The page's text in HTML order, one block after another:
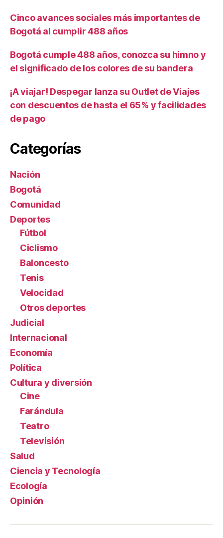
Cinco avances sociales más importantes de
Bogotá al cumplir 488 años
Bogotá cumple 488 años, conozca su himno y
el significado de los colores de su bandera
¡A viajar! Despegar lanza su Outlet de Viajes
con descuentos de hasta el 65% y facilidades
de pago
Categorías
Nación
Bogotá
Comunidad
Deportes
Fútbol
Ciclismo
Baloncesto
Tenis
Velocidad
Otros deportes
Judicial
Internacional
Economía
Política
Cultura y diversión
Cine
Farándula
Teatro
Televisión
Salud
Ciencia y Tecnología
Ecología
Opinión